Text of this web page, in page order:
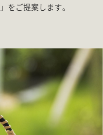
をご提案します。